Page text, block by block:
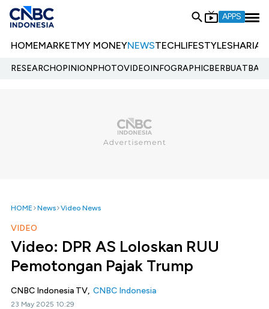
APPS
HOMEMARKETMY MONEYNEWSTECHLIFESTYLESHARIA
RESEARCHOPINIONPHOTOVIDEOINFOGRAPHIC
HOME News Video News
VIDEO
Video: DPR AS Loloskan RUU
Pemotongan Pajak Trump
CNBC Indonesia TV, CNBC Indonesia
23 May 2025 10:29